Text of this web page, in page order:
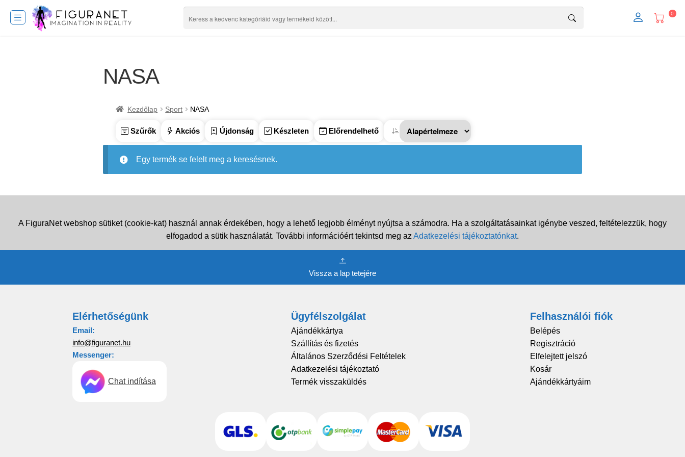
0
NASA
Kezdőlap Sport NASA
Szűrők Akciós Újdonság Készleten Előrendelhető
Egy termék se felelt meg a keresésnek.
A FiguraNet webshop sütiket (cookie-kat) használ annak érdekében, hogy a lehető legjobb élményt nyújtsa a számodra. Ha a szolgáltatásainkat igénybe veszed, feltételezzük, hogy
elfogadod a sütik használatát. További információért tekintsd meg az Adatkezelési tájékoztatónkat.
Vissza a lap tetejére
Elérhetőségünk
Email:
info@figuranet.hu
Messenger:
Chat indítása
Ügyfélszolgálat
Ajándékkártya
Szállítás és fizetés
Általános Szerződési Feltételek
Adatkezelési tájékoztató
Termék visszaküldés
Felhasználói fiók
Belépés
Regisztráció
Elfelejtett jelszó
Kosár
Ajándékkártyáim